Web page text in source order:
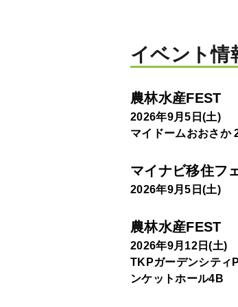
イベント情
農林水産FEST
2026年9月5日(土)
マイドームおおさか
マイナビ移住フ
2026年9月5日(土)
農林水産FEST
2026年9月12日(土)
TKPガーデンシティ
ンケットホール4B